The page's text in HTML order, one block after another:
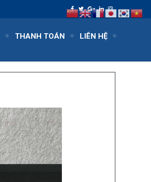
THANH TOÁN LIÊN HỆ